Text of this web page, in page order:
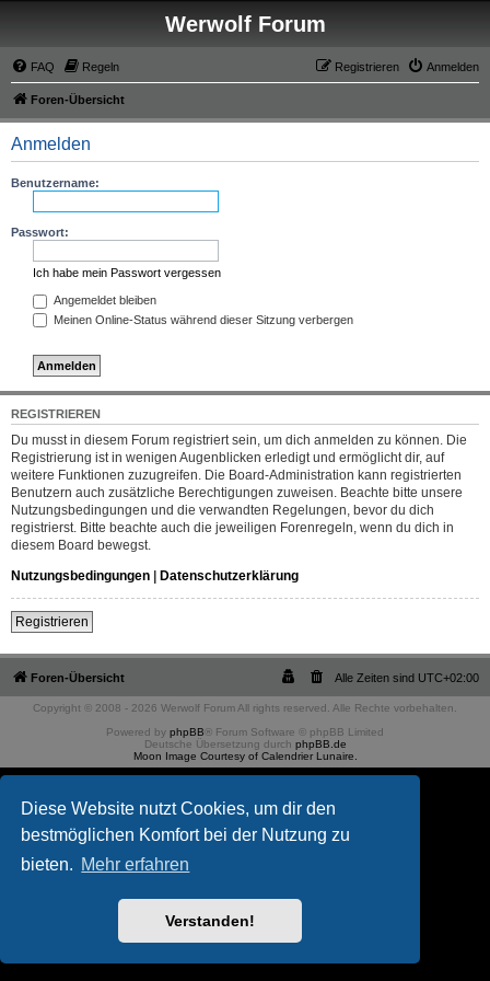
Diese Website nutzt Cookies, um dir den
bestmöglichen Komfort bei der Nutzung zu
bieten. Mehr erfahren
Verstanden!
Werwolf Forum
FAQ Regeln Anmelden
Registrieren
Foren-Übersicht
Anmelden
Benutzername:
Passwort:
Ich habe mein Passwort vergessen
Angemeldet bleiben
Meinen Online-Status während dieser Sitzung verbergen
REGISTRIEREN
Du musst in diesem Forum registriert sein, um dich anmelden zu können. Die
Registrierung ist in wenigen Augenblicken erledigt und ermöglicht dir, auf
weitere Funktionen zuzugreifen. Die Board-Administration kann registrierten
Benutzern auch zusätzliche Berechtigungen zuweisen. Beachte bitte unsere
Nutzungsbedingungen und die verwandten Regelungen, bevor du dich
registrierst. Bitte beachte auch die jeweiligen Forenregeln, wenn du dich in
diesem Board bewegst.
Nutzungsbedingungen | Datenschutzerklärung
Registrieren
Foren-Übersicht Alle Zeiten sind UTC+02:00
Copyright © 2008 - 2026 Werwolf Forum All rights reserved. Alle Rechte vorbehalten.
Powered by phpBB ® Forum Software © phpBB Limited
Deutsche Übersetzung durch phpBB.de
Moon Image Courtesy of Calendrier Lunaire.